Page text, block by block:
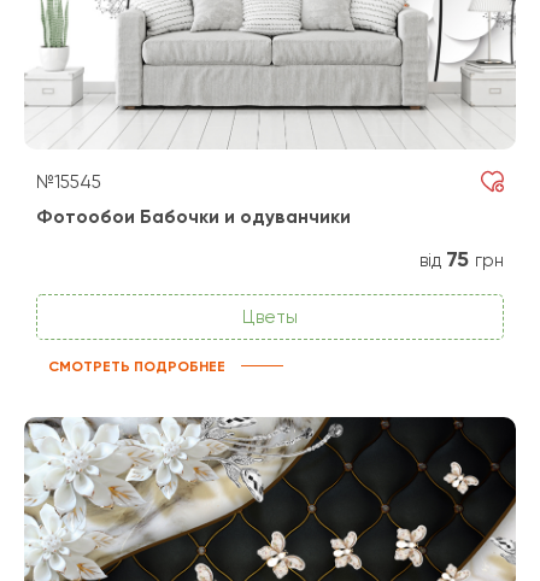
№15545
Фотообои Бабочки и одуванчики
від 75 грн
Цветы
СМОТРЕТЬ ПОДРОБНЕЕ